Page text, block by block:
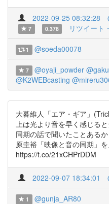
2022-09-25 08:32:28
7
0.378 リツイート
1 @soeda00078
7 @oyaji_powder
@K2WEBcasting
大暮維人「エア・ギア」
上は光より音を早く感じる
同期の話で聞いたことある
原圭裕「映像と音の同期」
https://t.co/21xCHPrDDM
2022-09-07 18:34:01
1 @gunja_AR80